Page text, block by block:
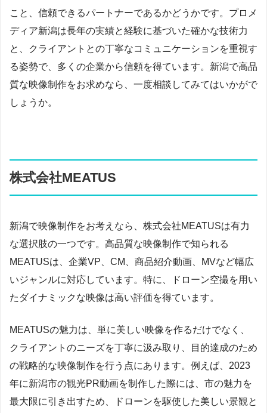
こと、信頼できるパートナーであるかどうかです。プロメ
ディア新潟は長年の実績と経験に基づいた確かな技術力
と、クライアントとの丁寧なコミュニケーションを重視す
る姿勢で、多くの企業から信頼を得ています。新潟で高品
質な映像制作をお求めなら、一度相談してみてはいかがで
しょうか。
株式会社MEATUS
新潟で映像制作をお考えなら、株式会社MEATUSは有力
な選択肢の一つです。高品質な映像制作で知られる
MEATUSは、企業VP、CM、商品紹介動画、MVなど幅広
いジャンルに対応しています。特に、ドローン空撮を用い
たダイナミックな映像は高い評価を得ています。
MEATUSの魅力は、単に美しい映像を作るだけでなく、
クライアントのニーズを丁寧に汲み取り、目的達成のため
の戦略的な映像制作を行う点にあります。例えば、2023
年に新潟市の観光PR動画を制作した際には、市の魅力を
最大限に引き出すため、ドローンを駆使した美しい景観と